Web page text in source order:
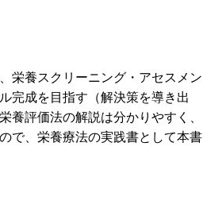
栄養スクリーニング・アセスメン
完成を目指す（解決策を導き出
養評価法の解説は分かりやすく、
で、栄養療法の実践書として本書